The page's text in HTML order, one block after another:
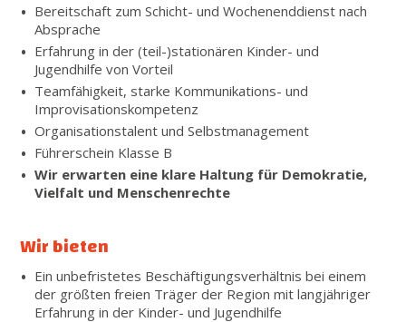
Bereitschaft zum Schicht- und Wochenenddienst nach
Absprache
Erfahrung in der (teil-)stationären Kinder- und
Jugendhilfe von Vorteil
Teamfähigkeit, starke Kommunikations- und
Improvisationskompetenz
Organisationstalent und Selbstmanagement
Führerschein Klasse B
Wir erwarten eine klare Haltung für Demokratie,
Vielfalt und Menschenrechte
Wir bieten
Ein unbefristetes Beschäftigungsverhältnis bei einem
der größten freien Träger der Region mit langjähriger
Erfahrung in der Kinder- und Jugendhilfe